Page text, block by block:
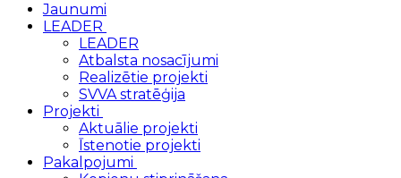
Jaunumi
LEADER
LEADER
Atbalsta nosacījumi
Realizētie projekti
SVVA stratēģija
Projekti
Aktuālie projekti
Īstenotie projekti
Pakalpojumi